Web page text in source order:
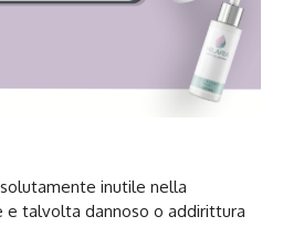
inutile nella
e talvolta dannoso o addirittura